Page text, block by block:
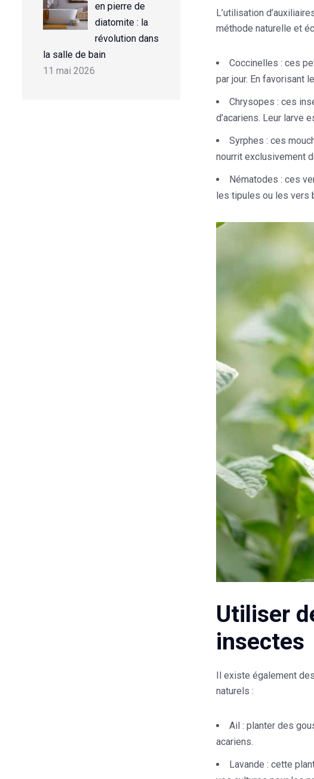
en pierre de
diatomite : la
révolution dans
la salle de bain
11 mai 2026
L’utilisation
méthode naturelle et
Coccinelles : ces
par jour. En favorisant
Chrysopes : ces
d’acariens. Leur larve
Syrphes : ces
nourrit exclusivement
Nématodes : ces
les tipules ou les vers
Utiliser
insectes
Il existe également
naturels :
Ail : planter des
acariens.
Lavande : cette